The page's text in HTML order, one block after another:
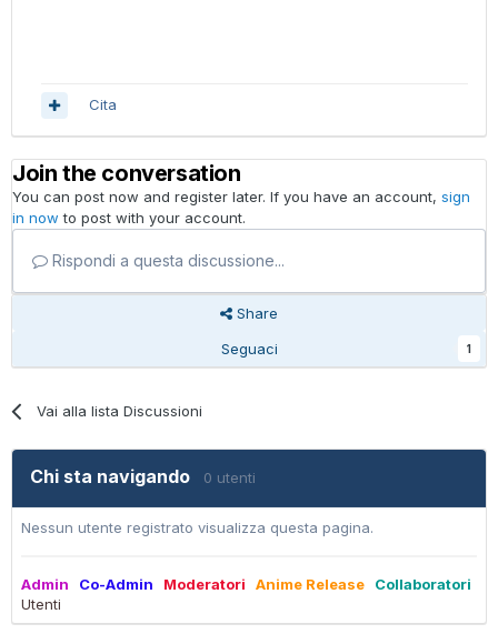
Cita
Join the conversation
You can post now and register later. If you have an account, sign
in now to post with your account.
Rispondi a questa discussione...
Share
Seguaci
1
Vai alla lista Discussioni
Chi sta navigando 0 utenti
Nessun utente registrato visualizza questa pagina.
Admin Co-Admin Moderatori Anime Release
Collaboratori
Utenti